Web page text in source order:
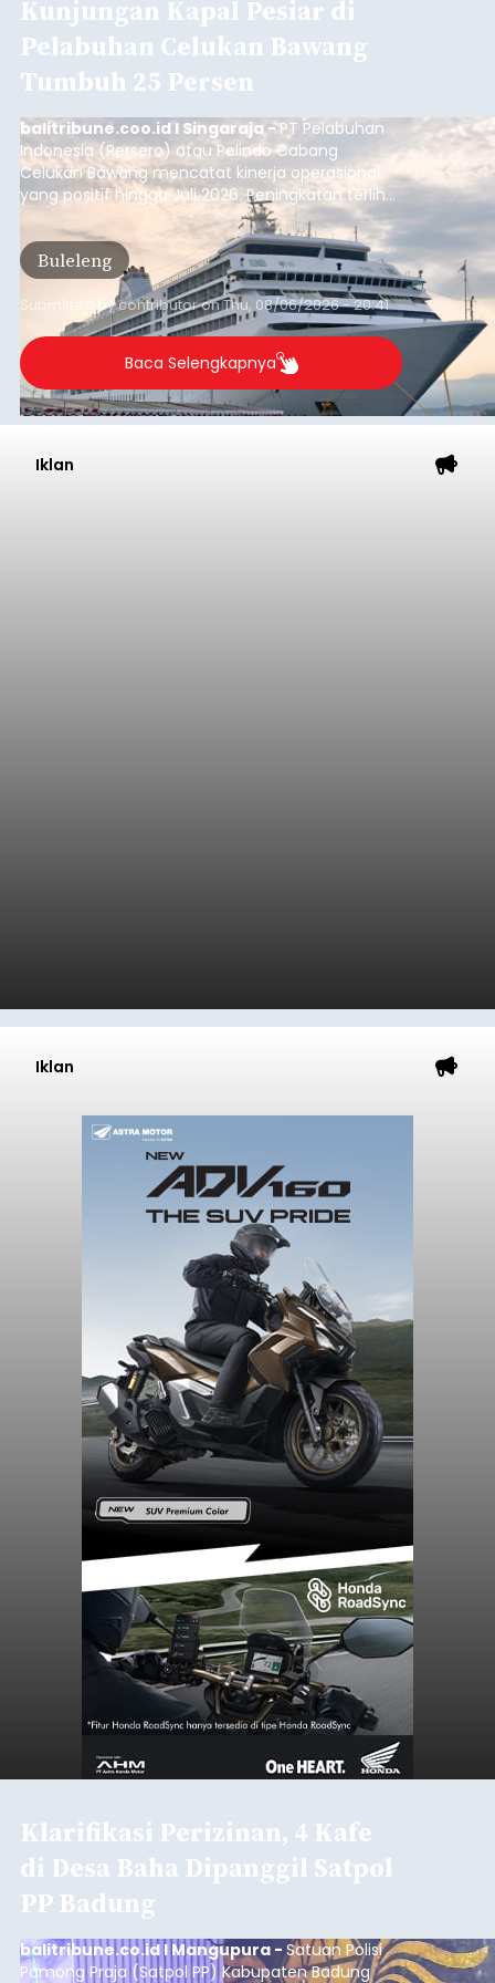
Kunjungan Kapal Pesiar di
Pelabuhan Celukan Bawang
Tumbuh 25 Persen
balitribune.coo.id I Singaraja -PT Pelabuhan
Indonesia (Persero) atau Pelindo Cabang
Celukan Bawang mencatat kinerja operasional
yang positif hingga Juli 2026. Peningkatan terlihat
dari arus kapal yang mencapai 1,48 juta Gross
Tonnage (GT), atau tumbuh 12,4 persen
dibandingkan periode yang sama tahun lalu
yang tercatat sebesar 1,32 juta GT.
Buleleng
Submitted bycontributoronThu, 08/06/2026 - 20:41
Baca Selengkapnya
Iklan
Iklan
Klarifikasi Perizinan, 4 Kafe
di Desa Baha Dipanggil Satpol
PP Badung
balitribune.co.id I Mangupura - Satuan Polisi
Pamong Praja (Satpol PP) Kabupaten Badung